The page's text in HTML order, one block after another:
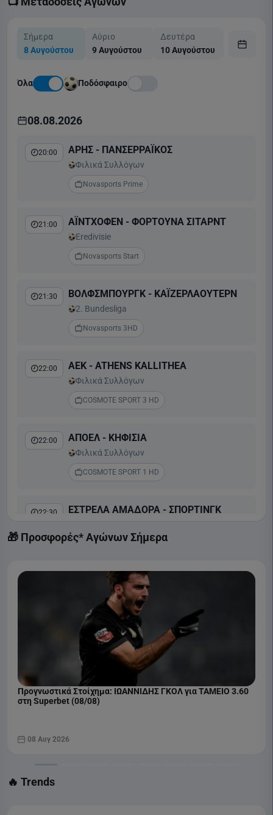
Σήμερα
8 Αυγούστου
Αύριο
9 Αυγούστου
Δευτέρα
10 Αυγούστου
11
Όλα Ποδόσφαιρο
08.08.2026
20:00 ΑΡΗΣ - ΠΑΝΣΕΡΡΑΪΚΟΣ
Φιλικά Συλλόγων
Novasports Prime
21:00 ΑΪΝΤΧΟΦΕΝ - ΦΟΡΤΟΥΝΑ ΣΙΤΑΡΝΤ
Eredivisie
Novasports Start
21:30 ΒΟΛΦΣΜΠΟΥΡΓΚ - ΚΑΪΖΕΡΛΑΟΥΤΕΡΝ
2. Bundesliga
Novasports 3HD
22:00 ΑΕΚ - ATHENS KALLITHEA
Φιλικά Συλλόγων
COSMOTE SPORT 3 HD
22:00 ΑΠΟΕΛ - ΚΗΦΙΣΙΑ
Φιλικά Συλλόγων
COSMOTE SPORT 1 HD
22:30 ΕΣΤΡΕΛΑ ΑΜΑΔΟΡΑ - ΣΠΟΡΤΙΝΓΚ
COSMOTE SPORT 2 HD
🎁 Προσφορές* Αγώνων Σήμερα
Προγνωστικά Στοίχημα: ΙΩΑΝΝΙΔΗΣ ΓΚΟΛ για ΤΑΜΕΙΟ 3.60
στη Superbet (08/08)
08 Αυγ 2026
🔥 Trends